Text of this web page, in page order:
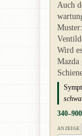
Auch
Wird
Mazda
ANZEIGE